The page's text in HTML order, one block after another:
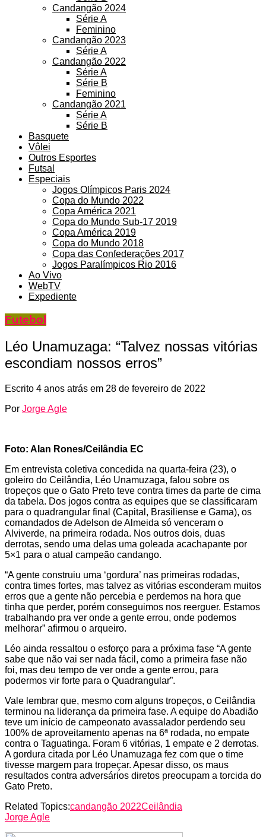
Candangão 2024
Série A
Feminino
Candangão 2023
Série A
Candangão 2022
Série A
Série B
Feminino
Candangão 2021
Série A
Série B
Basquete
Vôlei
Outros Esportes
Futsal
Especiais
Jogos Olímpicos Paris 2024
Copa do Mundo 2022
Copa América 2021
Copa do Mundo Sub-17 2019
Copa América 2019
Copa do Mundo 2018
Copa das Confederações 2017
Jogos Paralímpicos Rio 2016
Ao Vivo
WebTV
Expediente
Futebol
Léo Unamuzaga: “Talvez nossas vitórias
escondiam nossos erros”
Escrito 4 anos atrás em 28 de fevereiro de 2022
Por Jorge Agle
Foto: Alan Rones/Ceilândia EC
Em entrevista coletiva concedida na quarta-feira (23), o
goleiro do Ceilândia, Léo Unamuzaga, falou sobre os
tropeços que o Gato Preto teve contra times da parte de cima
da tabela. Dos jogos contra as equipes que se classificaram
para o quadrangular final (Capital, Brasiliense e Gama), os
comandados de Adelson de Almeida só venceram o
Alviverde, na primeira rodada. Nos outros dois, duas
derrotas, sendo uma delas uma goleada acachapante por
5×1 para o atual campeão candango.
“A gente construiu uma ‘gordura’ nas primeiras rodadas,
contra times fortes, mas talvez as vitórias esconderam muitos
erros que a gente não percebia e perdemos na hora que
tinha que perder, porém conseguimos nos reerguer. Estamos
trabalhando pra ver onde a gente errou, onde podemos
melhorar” afirmou o arqueiro.
Léo ainda ressaltou o esforço para a próxima fase “A gente
sabe que não vai ser nada fácil, como a primeira fase não
foi, mas deu tempo de ver onde a gente errou, para
podermos vir forte para o Quadrangular”.
Vale lembrar que, mesmo com alguns tropeços, o Ceilândia
terminou na liderança da primeira fase. A equipe do Abadião
teve um início de campeonato avassalador perdendo seu
100% de aproveitamento apenas na 6ª rodada, no empate
contra o Taguatinga. Foram 6 vitórias, 1 empate e 2 derrotas.
A gordura citada por Léo Unamuzaga fez com que o time
tivesse margem para tropeçar. Apesar disso, os maus
resultados contra adversários diretos preocupam a torcida do
Gato Preto.
Related Topics:candangão 2022Ceilândia
Jorge Agle